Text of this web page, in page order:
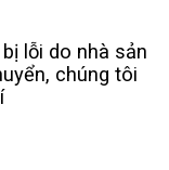
lỗi do nhà sản
chúng tôi